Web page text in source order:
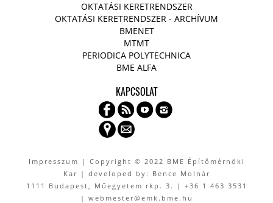
OKTATÁSI KERETRENDSZER
OKTATÁSI KERETRENDSZER - ARCHÍVUM
BMENET
MTMT
PERIODICA POLYTECHNICA
BME ALFA
KAPCSOLAT
Impresszum | Copyright © 2022 BME Építőmérnöki
Kar | developed by: Bence Molnár
1111 Budapest, Műegyetem rkp. 3. | +36 1 463 3531
| webmester@emk.bme.hu